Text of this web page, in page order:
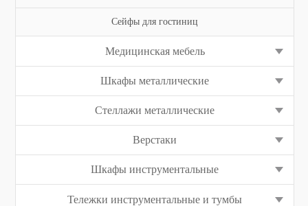
Сейфы для гостиниц
Медицинская мебель
Шкафы металлические
Стеллажи металлические
Верстаки
Шкафы инструментальные
Тележки инструментальные и тумбы